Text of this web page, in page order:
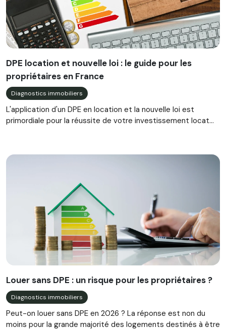
DPE location et nouvelle loi : le guide pour les
propriétaires en France
Diagnostics immobiliers
L'application d'un DPE en location et la nouvelle loi est
primordiale pour la réussite de votre investissement locat...
Louer sans DPE : un risque pour les propriétaires ?
Diagnostics immobiliers
Peut-on louer sans DPE en 2026 ? La réponse est non du
moins pour la grande majorité des logements destinés à être